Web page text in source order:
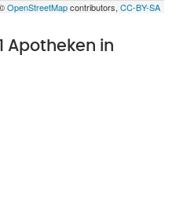
©OpenStreetMapcontributors,CC-BY-SA
Apotheken in